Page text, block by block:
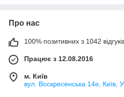
США, місто Нешвілл, штат Теннессі.
Найкраща пропозиція до
ТОВ ПДВ. Товар в Україні,
оплати замовлення!
Про нас
100% позитивних з 1042
Працює з 12.08.2016
м. Київ
вул. Воскресенська 14е, Київ,